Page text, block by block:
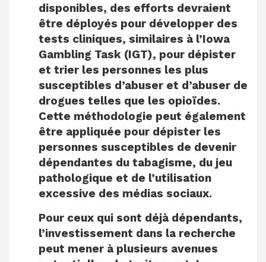
disponibles, des efforts devraient
être déployés pour développer des
tests cliniques, similaires à l’Iowa
Gambling Task (IGT), pour dépister
et trier les personnes les plus
susceptibles d’abuser et d’abuser de
drogues telles que les opioïdes.
Cette méthodologie peut également
être appliquée pour dépister les
personnes susceptibles de devenir
dépendantes du tabagisme, du jeu
pathologique et de l’utilisation
excessive des médias sociaux.
Pour ceux qui sont déjà dépendants,
l’investissement dans la recherche
peut mener à plusieurs avenues